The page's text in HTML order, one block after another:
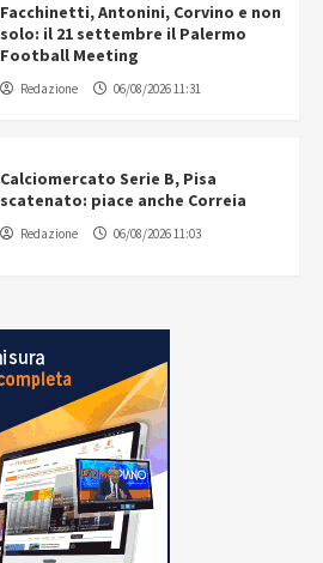
Facchinetti, Antonini, Corvino e non
solo: il 21 settembre il Palermo
Football Meeting
Redazione 06/08/2026 11:31
Calciomercato Serie B, Pisa
scatenato: piace anche Correia
Redazione 06/08/2026 11:03